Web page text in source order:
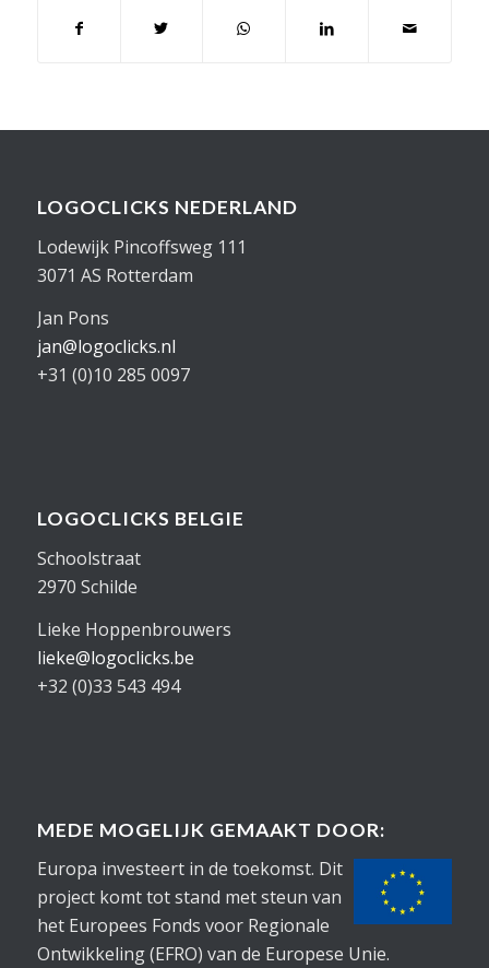
LOGOCLICKS NEDERLAND
Lodewijk Pincoffsweg 111
3071 AS Rotterdam
Jan Pons
jan@logoclicks.nl
+31 (0)10 285 0097
LOGOCLICKS BELGIE
Schoolstraat
2970 Schilde
Lieke Hoppenbrouwers
lieke@logoclicks.be
+32 (0)33 543 494
MEDE MOGELIJK GEMAAKT DOOR:
Europa investeert in de toekomst. Dit
project komt tot stand met steun van
het Europees Fonds voor Regionale
Ontwikkeling (EFRO) van de Europese Unie.